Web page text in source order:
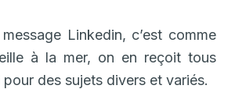
Linkedin, c’est comme
à la mer, on en reçoit tous
des sujets divers et variés.